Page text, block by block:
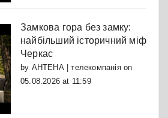
Замкова гора без замку:
найбільший історичний міф
Черкас
by АНТЕНА | телекомпаніяon
05.08.2026 at 11:59